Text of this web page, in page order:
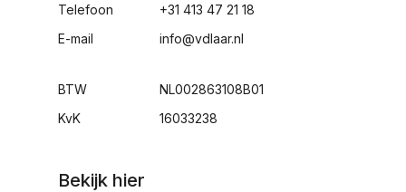
Telefoon
E-mail
BTW
KvK
+31 413 47 21 18
info@vdlaar.nl
NL002863108B01
16033238
Bekijk hier